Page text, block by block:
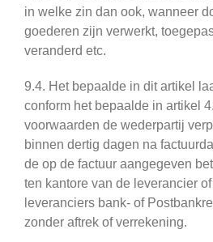
in welke zin dan ook, wanneer
goederen zijn verwerkt,
veranderd etc.
9.4. Het bepaalde in dit artikel
conform het bepaalde in artikel
voorwaarden de wederpartij
binnen dertig dagen na
de op de factuur aangegeven
ten kantore van de leverancier
leveranciers bank- of
zonder aftrek of verrekening.